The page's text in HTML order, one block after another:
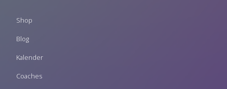
Footer
Shop
Blog
Kalender
Coaches